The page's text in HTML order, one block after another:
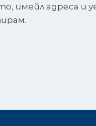
имейл адреса и